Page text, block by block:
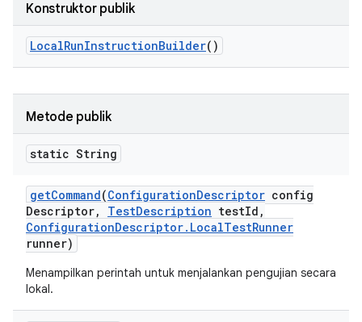
Konstruktor publik
LocalRunInstructionBuilder()
Metode publik
static String
getCommand(ConfigurationDescriptor config
Descriptor, TestDescription testId ,
ConfigurationDescriptor. LocalTestRunner
runner)
Menampilkan perintah untuk menjalankan pengujian secara
lokal.